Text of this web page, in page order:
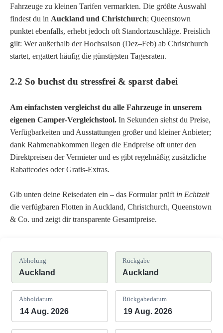
Fahrzeuge zu kleinen Tarifen vermarkten. Die größte Auswahl
findest du in Auckland und Christchurch; Queenstown
punktet ebenfalls, erhebt jedoch oft Standortzuschläge. Preislich
gilt: Wer außerhalb der Hochsaison (Dez–Feb) ab Christchurch
startet, ergattert häufig die günstigsten Tagesraten.
2.2 So buchst du stressfrei & sparst dabei
Am einfachsten vergleichst du alle Fahrzeuge in unserem
eigenen Camper-Vergleichstool. In Sekunden siehst du Preise,
Verfügbarkeiten und Ausstattungen großer und kleiner Anbieter;
dank Rahmenabkommen liegen die Endpreise oft unter den
Direktpreisen der Vermieter und es gibt regelmäßig zusätzliche
Rabattcodes oder Gratis-Extras.
Gib unten deine Reisedaten ein – das Formular prüft in Echtzeit
die verfügbaren Flotten in Auckland, Christchurch, Queenstown
& Co. und zeigt dir transparente Gesamtpreise.
Abholung Rückgabe
Abholdatum Rückgabedatum